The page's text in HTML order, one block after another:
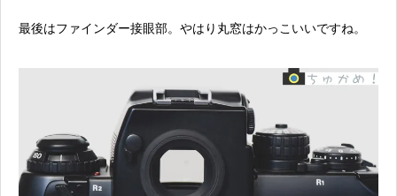
最後はファインダー接眼部。やはり丸窓はかっこいいですね。